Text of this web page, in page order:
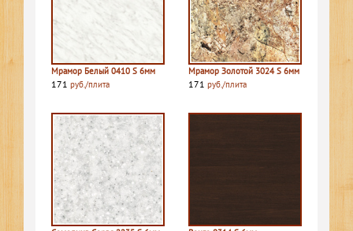
Мрамор Белый 0410 S 6мм
171 руб./плита
Мрамор Золотой 3024 S 6мм
171 руб./плита